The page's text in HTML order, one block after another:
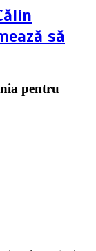
să
pentru